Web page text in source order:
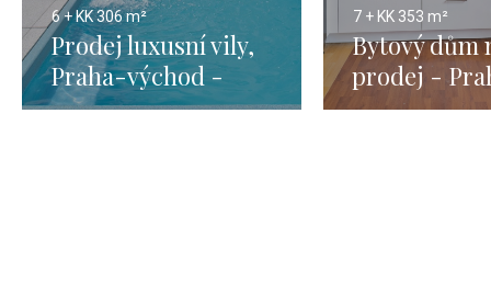
6 + KK306 m²
Prodej luxusní vily,
Praha-východ -
300m
7 + KK 353 m²
Bytový dům
prodej -
Hodkovičky